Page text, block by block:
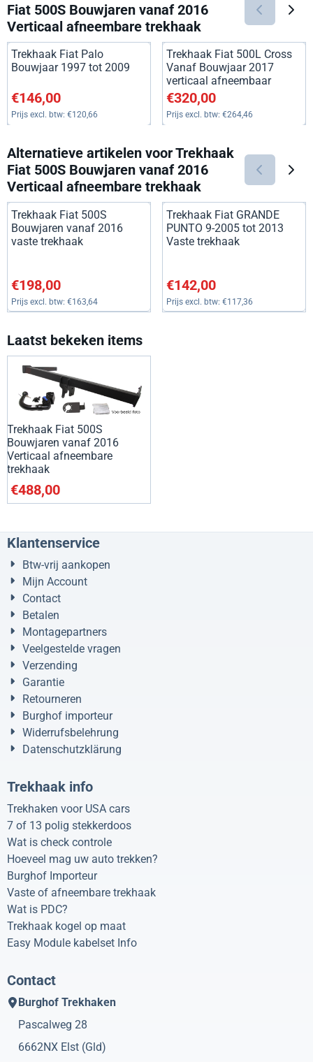
Fiat 500S Bouwjaren vanaf 2016
Verticaal afneembare trekhaak
Trekhaak Fiat Palo
Bouwjaar 1997 tot 2009
Prijs: 146,00, exclusief btw: 120,66
€146,00
Prijs excl. btw: €120,66
Trekhaak Fiat 500L Cross
Vanaf Bouwjaar 2017
verticaal afneembaar
Prijs: 320,00, exclusief btw:
€320,00
Prijs excl. btw: €264,46
Alternatieve artikelen voorTrekhaak
Fiat 500S Bouwjaren vanaf 2016
Verticaal afneembare trekhaak
Trekhaak Fiat 500S
Bouwjaren vanaf 2016
vaste trekhaak
Prijs: 198,00, exclusief btw: 163,64
€198,00
Prijs excl. btw: €163,64
Trekhaak Fiat GRANDE
PUNTO 9-2005 tot 2013
Vaste trekhaak
Prijs: 142,00, exclusief btw:
€142,00
Prijs excl. btw: €117,36
Laatst bekeken items
Trekhaak Fiat 500S
Bouwjaren vanaf 2016
Verticaal afneembare
trekhaak
€488,00
Klantenservice
Btw-vrij aankopen
Mijn Account
Contact
Betalen
Montagepartners
Veelgestelde vragen
Verzending
Garantie
Retourneren
Burghof importeur
Widerrufsbelehrung
Datenschutzklärung
Trekhaak info
Trekhaken voor USA cars
7 of 13 polig stekkerdoos
Wat is check controle
Hoeveel mag uw auto trekken?
Burghof Importeur
Vaste of afneembare trekhaak
Wat is PDC?
Trekhaak kogel op maat
Easy Module kabelset Info
Contact
Burghof Trekhaken
Pascalweg 28
6662NX Elst (Gld)